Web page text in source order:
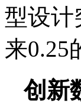
型设计
来0.25
创新